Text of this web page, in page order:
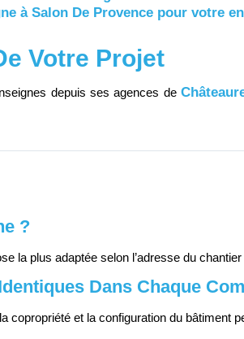
à Salon De Provence pour votre
Votre Projet
depuis ses agences de
?
la plus adaptée selon l’adresse du
Dans Chaque
copropriété et la configuration du bâtiment